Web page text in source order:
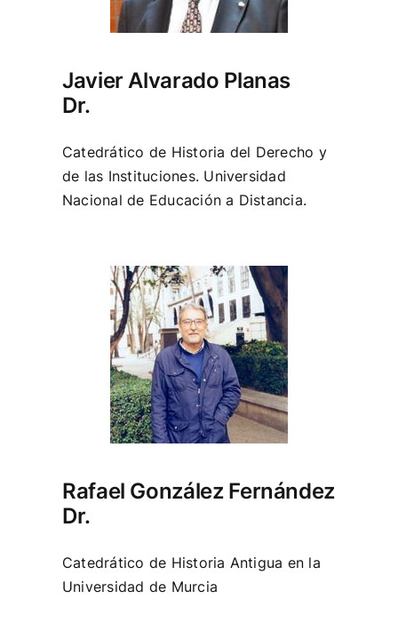
Javier Alvarado Planas
Dr.
Catedrático de Historia del Derecho y
de las Instituciones. Universidad
Nacional de Educación a Distancia.
Rafael González Fernández
Dr.
Catedrático de Historia Antigua en la
Universidad de Murcia